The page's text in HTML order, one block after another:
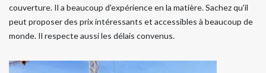
couverture. Il a beaucoup d'expérience en la matière. Sachez qu'il
peut proposer des prix intéressants et accessibles à beaucoup de
monde. Il respecte aussi les délais convenus.